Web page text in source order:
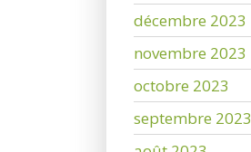
décembre 2023
novembre 2023
octobre 2023
septembre 2023